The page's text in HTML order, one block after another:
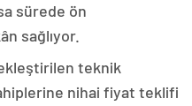
sürede ön
sağlıyor.
teknik
nihai fiyat teklifi